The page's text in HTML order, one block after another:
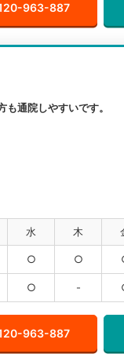
963-887
通院しやすいです。
水 木
○ ○
○ -
963-887